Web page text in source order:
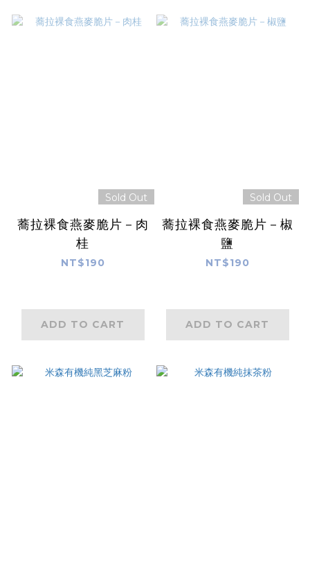
Sold Out
蕎拉裸食燕麥脆片－肉
桂
NT$190
ADD TO CART
Sold Out
蕎拉裸食燕麥脆片－椒
鹽
NT$190
ADD TO CART